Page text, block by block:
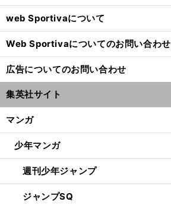
web Sportivaについて
Web Sportivaについてのお問い合わせ
広告についてのお問い合わせ
集英社サイト
マンガ
少年マンガ
週刊少年ジャンプ
ジャンプSQ